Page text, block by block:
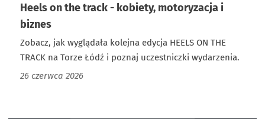
Heels on the track - kobiety, motoryzacja i
biznes
Zobacz, jak wyglądała kolejna edycja HEELS ON THE
TRACK na Torze Łódź i poznaj uczestniczki wydarzenia.
26 czerwca 2026